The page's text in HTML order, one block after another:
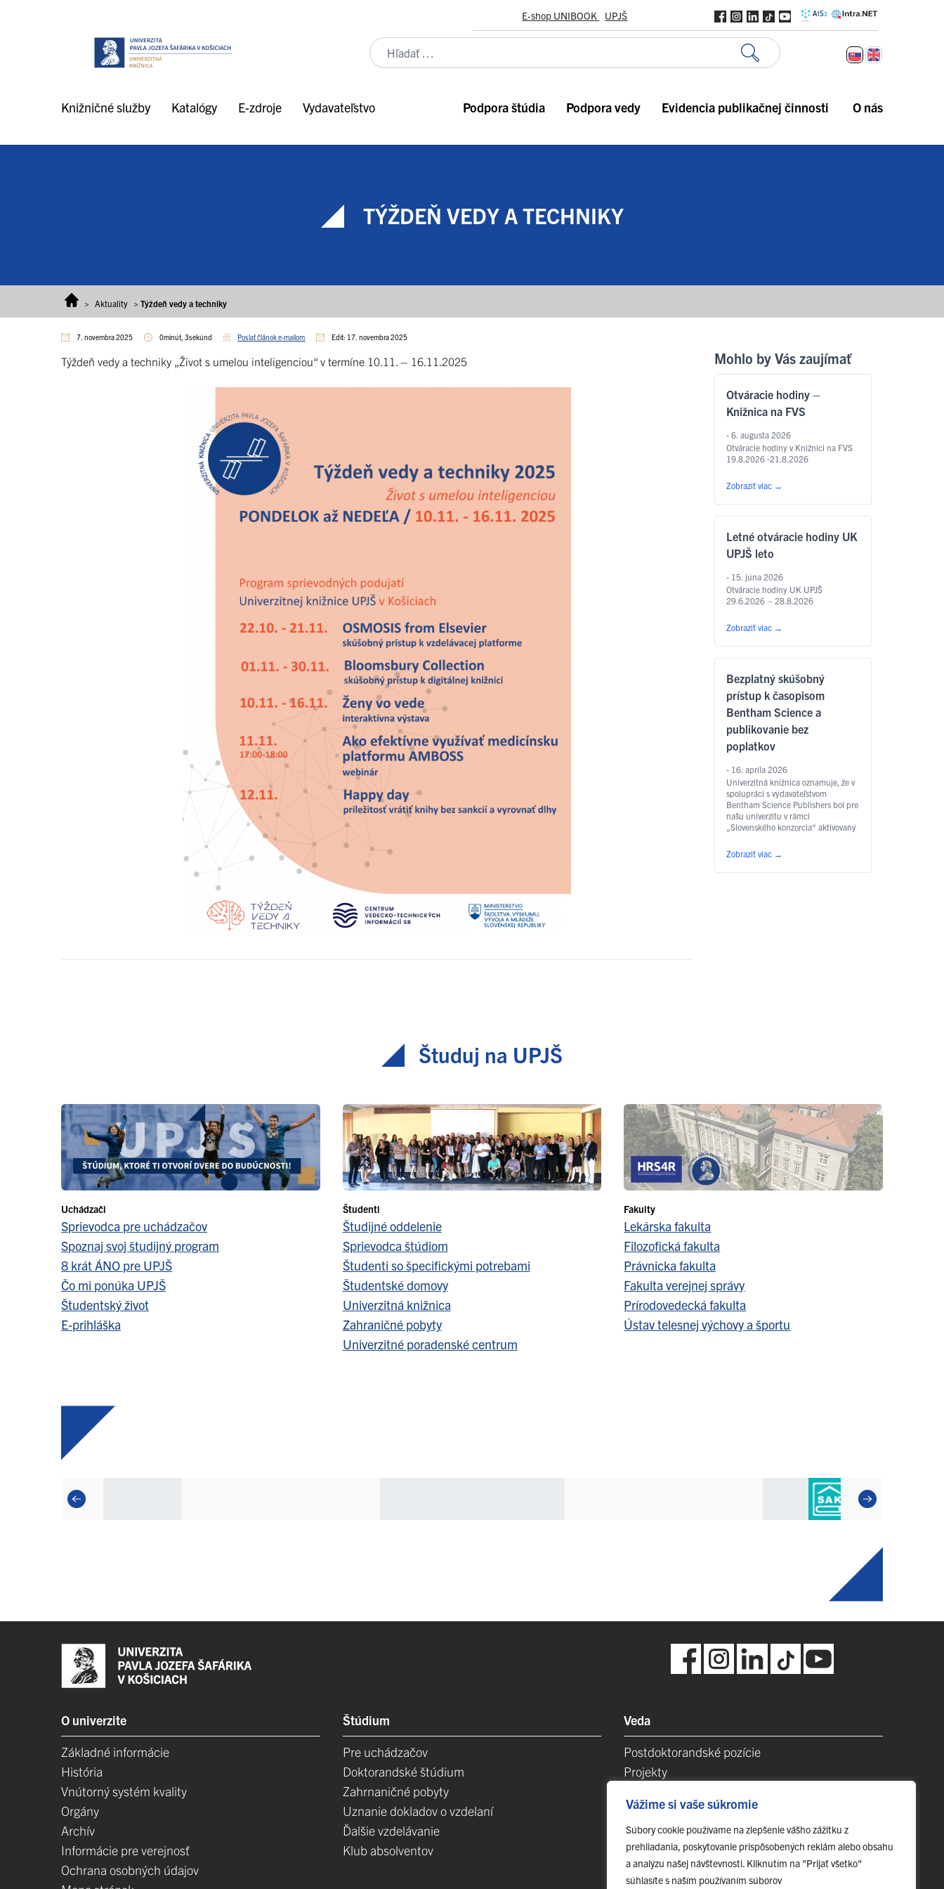
Vážime si vaše súkromie
Súbory cookie používame na zlepšenie vášho zážitku z
prehliadania, poskytovanie prispôsobených reklám alebo obsahu
a analýzu našej návštevnosti. Kliknutím na "Prijať všetko"
súhlasíte s naším používaním súborov
E-shop UNIBOOK UPJŠ
Knižničné služby Katalógy E-zdroje Vydavateľstvo Podpora štúdia Podpora vedy Evidencia publikačnej činnosti O nás
TÝŽDEŇ VEDY A TECHNIKY
> Aktuality > Týždeň vedy a techniky
7. novembra 2025 0minút, 3sekúnd Poslať článok e-mailom Edit: 17. novembra 2025
Týždeň vedy a techniky „Život s umelou inteligenciou“ v termíne 10.11. – 16.11.2025 Mohlo by Vás zaujímať
Otváracie hodiny –
Knižnica na FVS
- 6. augusta 2026
Otváracie hodiny v Knižnici na FVS
19.8.2026 -21.8.2026
Zobraziť viac →
Letné otváracie hodiny UK
UPJŠ leto
- 15. júna 2026
Otváracie hodiny UK UPJŠ
29.6.2026 – 28.8.2026
Zobraziť viac →
Bezplatný skúšobný
prístup k časopisom
Bentham Science a
publikovanie bez
poplatkov
- 16. apríla 2026
Univerzitná knižnica oznamuje, že v
spolupráci s vydavateľstvom
Bentham Science Publishers bol pre
našu univerzitu v rámci
„Slovenského konzorcia“ aktivovaný
Read and Publish, ktorý bol
predĺžený do 30.9.2026. Čo získate
v rámci skúšobného prístupu? Ako
Zobraziť viac →
Študuj na UPJŠ
Uchádzači
Sprievodca pre uchádzačov
Spoznaj svoj študijný program
8 krát ÁNO pre UPJŠ
Čo mi ponúka UPJŠ
Študentský život
E-prihláška
Študenti
Študijné oddelenie
Sprievodca štúdiom
Študenti so špecifickými potrebami
Študentské domovy
Univerzitná knižnica
Zahraničné pobyty
Univerzitné poradenské centrum
Fakulty
Lekárska fakulta
Filozofická fakulta
Právnicka fakulta
Fakulta verejnej správy
Prírodovedecká fakulta
Ústav telesnej výchovy a športu
O univerzite
Základné informácie
História
Vnútorný systém kvality
Orgány
Archív
Informácie pre verejnosť
Ochrana osobných údajov
Štúdium
Pre uchádzačov
Doktorandské štúdium
Zahrnaničné pobyty
Uznanie dokladov o vzdelaní
Ďalšie vzdelávanie
Klub absolventov
Veda
Postdoktorandské pozície
Projekty
TIP-UPJŠ
Vedecké parky
Evidencia publikačnej činnosti
Habilitačné a vymenúvacie konania